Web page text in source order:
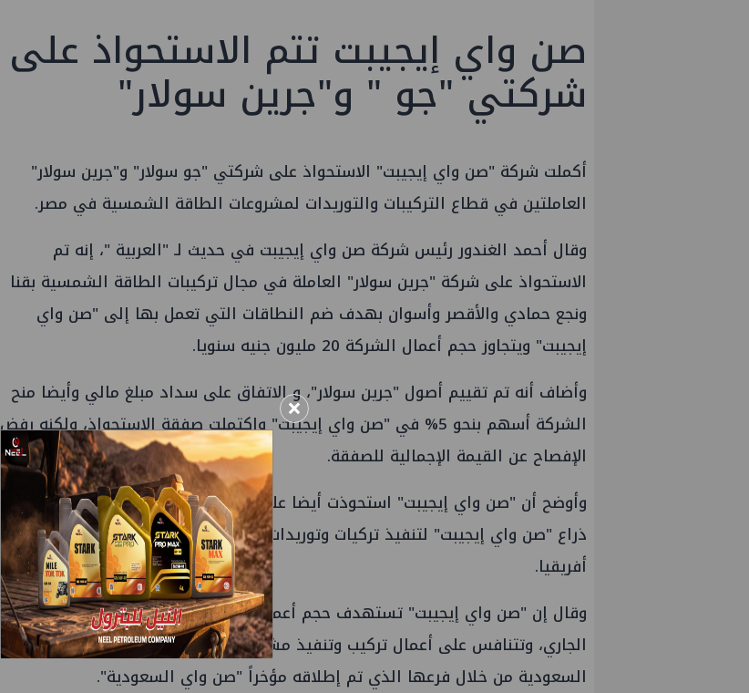
صن واي إيجيبت تتم الاستحواذ على
شركتي "جو " و"جرين سولار"
أكملت شركة "صن واي إيجيبت" الاستحواذ على شركتي "جو سولار" و"جرين سولار"
العاملتين في قطاع التركيبات والتوريدات لمشروعات الطاقة الشمسية في مصر.
وقال أحمد الغندور رئيس شركة صن واي إيجيبت في حديث لـ "العربية "، إنه تم
الاستحواذ على شركة "جرين سولار" العاملة في مجال تركيبات الطاقة الشمسية بقنا
ونجع حمادي والأقصر وأسوان بهدف ضم النطاقات التي تعمل بها إلى "صن واي
إيجيبت" ويتجاوز حجم أعمال الشركة 20 مليون جنيه سنويا.
وأضاف أنه تم تقييم أصول "جرين سولار"، و الاتفاق على سداد مبلغ مالي وأيضا منح
الشركة أسهم بنحو 5% في "صن واي إيجيبت" واكتملت صفقة الاستحواذ، ولكنه رفض
الإفصاح عن القيمة الإجمالية للصفقة.
وأوضح أن "صن واي إيجيبت" استحوذت أيضا على شركة "جو سولار" المصرية لتكون
ذراع "صن واي إيجيبت" لتنفيذ تركيات وتوريدات مشروعات الطاقة الشمسية في
أفريقيا.
وقال إن "صن واي إيجيبت" تستهدف حجم أعمال بقيمة 250 مليون جنيه في العام
الجاري، وتتنافس على أعمال تركيب وتنفيذ مشروعات طاقة شمسية في مصر وأيضا
السعودية من خلال فرعها الذي تم إطلاقه مؤخراً "صن واي السعودية".
×